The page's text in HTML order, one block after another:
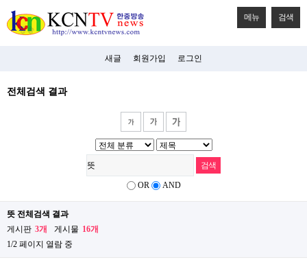
메뉴 검색
새글 회원가입 로그인
전체검색 결과
OR AND
뜻 전체검색 결과
게시판 3개 게시물 16개
1/2 페이지 열람 중